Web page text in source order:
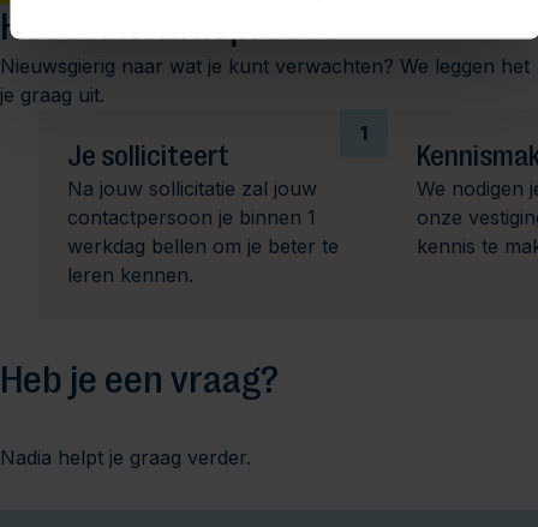
Het sollicitatieproces
Nieuwsgierig naar wat je kunt verwachten? We leggen het
je graag uit.
1
Je solliciteert
Na jouw sollicitatie zal jouw
contactpersoon je binnen 1
werkdag bellen om je beter te
leren kennen.
We nodigen
onze
kennis te
Heb je een vraag?
Nadia helpt je graag verder.